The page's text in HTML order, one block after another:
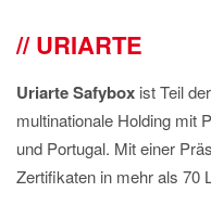
DATENSCHUTZ
URIARTE
Uriarte Safybox ist Teil
multinationale Holding mit
und Portugal. Mit einer
Zertifikaten in mehr als 70